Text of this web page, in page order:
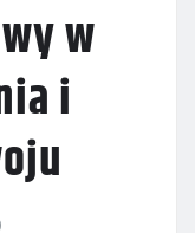
w
i